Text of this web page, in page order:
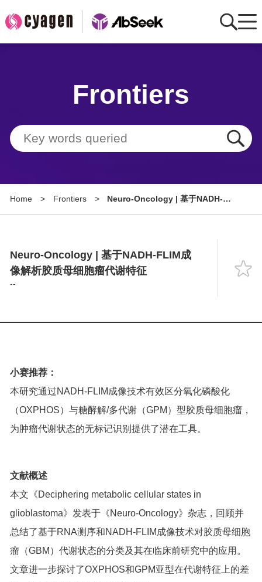
Tools
About
Language
Frontiers
Home > Frontiers >
Neuro-Oncology | 基于NADH-
Neuro-Oncology | 基于NADH-FLIM成
像解析胶质母细胞瘤代谢特征
--
小赛推荐：
本研究通过NADH-FLIM成像技术有效区分氧化磷酸化
（OXPHOS）与糖酵解/多代谢（GPM）型胶质母细胞瘤，
为肿瘤代谢状态的无标记识别提供了潜在工具。
文献概述
本文《Deciphering metabolic cellular states in
glioblastoma》发表于《Neuro-Oncology》杂志，回顾并
总结了基于RNA测序和NADH-FLIM成像技术对胶质母细胞
瘤（GBM）代谢状态的分类及其在临床前研究中的应用。
文章进一步探讨了OXPHOS和GPM亚型在代谢特征上的差